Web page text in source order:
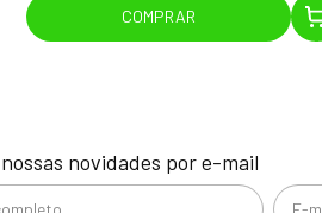
COMPRAR
novidades por e-mail